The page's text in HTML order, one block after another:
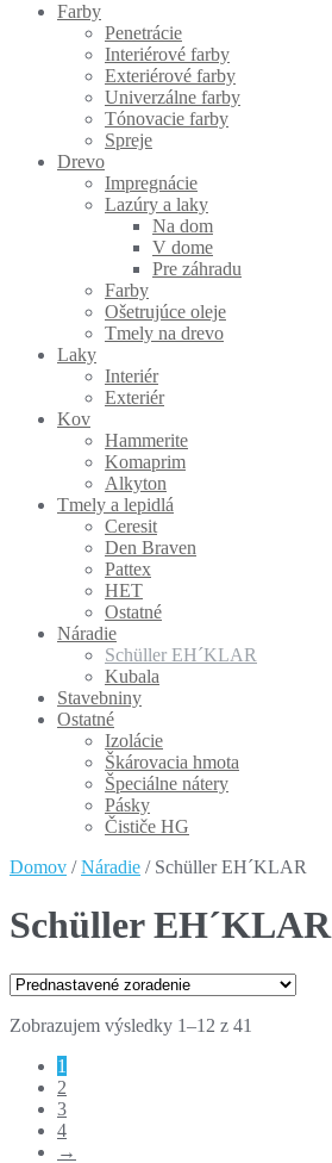
Farby
Penetrácie
Interiérové farby
Exteriérové farby
Univerzálne farby
Tónovacie farby
Spreje
Drevo
Impregnácie
Lazúry a laky
Na dom
V dome
Pre záhradu
Farby
Ošetrujúce oleje
Tmely na drevo
Laky
Interiér
Exteriér
Kov
Hammerite
Komaprim
Alkyton
Tmely a lepidlá
Ceresit
Den Braven
Pattex
HET
Ostatné
Náradie
Schüller EH´KLAR
Kubala
Stavebniny
Ostatné
Izolácie
Škárovacia hmota
Špeciálne nátery
Pásky
Čističe HG
Domov /Náradie / Schüller EH´KLAR
Schüller EH´KLAR
Zobrazujem výsledky 1–12 z 41
1
2
3
4
→